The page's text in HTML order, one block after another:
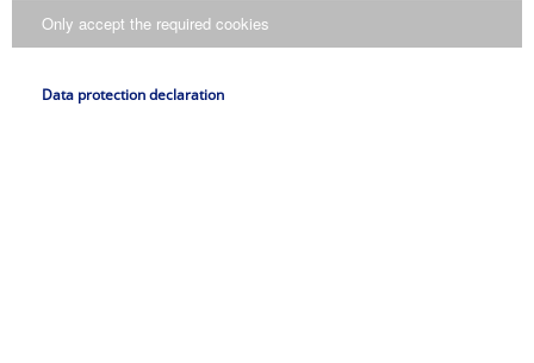
Only accept the required cookies
Data protection declaration